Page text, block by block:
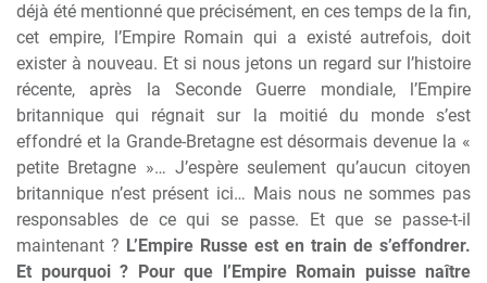
déjà été mentionné que précisément, en ces temps de la fin,
cet empire, l’Empire Romain qui a existé autrefois, doit
exister à nouveau. Et si nous jetons un regard sur l’histoire
récente, après la Seconde Guerre mondiale, l’Empire
britannique qui régnait sur la moitié du monde s’est
effondré et la Grande-Bretagne est désormais devenue la «
petite Bretagne »… J’espère seulement qu’aucun citoyen
britannique n’est présent ici… Mais nous ne sommes pas
responsables de ce qui se passe. Et que se passe-t-il
maintenant ? L’Empire Russe est en train de s’effondrer.
Et pourquoi ? Pour que l’Empire Romain puisse naître